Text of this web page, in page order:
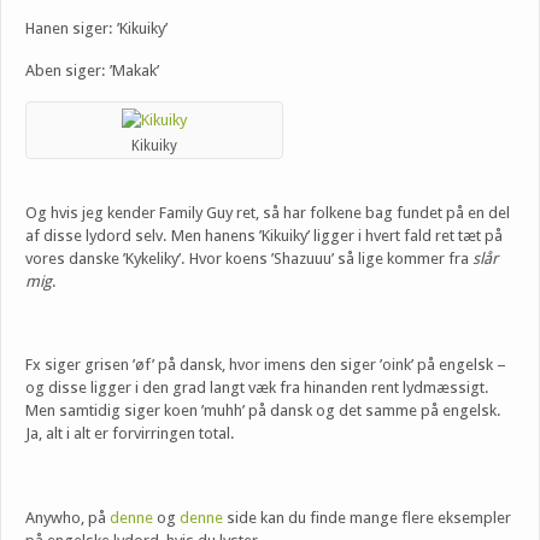
Hanen siger: ’Kikuiky’
Aben siger: ’Makak’
Kikuiky
Og hvis jeg kender Family Guy ret, så har folkene bag fundet på en del
af disse lydord selv. Men hanens ’Kikuiky’ ligger i hvert fald ret tæt på
vores danske ’Kykeliky’. Hvor koens ’Shazuuu’ så lige kommer fra slår
mig.
Fx siger grisen ’øf’ på dansk, hvor imens den siger ’oink’ på engelsk –
og disse ligger i den grad langt væk fra hinanden rent lydmæssigt.
Men samtidig siger koen ’muhh’ på dansk og det samme på engelsk.
Ja, alt i alt er forvirringen total.
Anywho, på denne og denne side kan du finde mange flere eksempler